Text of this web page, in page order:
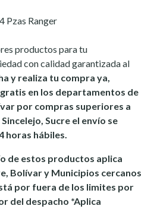
Pzas Ranger
productos para tu
con calidad garantizada al
y realiza tu compra ya,
en los departamentos de
por compras superiores a
Sucre el envío se
horas hábiles.
de estos productos aplica
Bolívar y Municipios cercanos
por fuera de los limites por
del despacho *Aplica